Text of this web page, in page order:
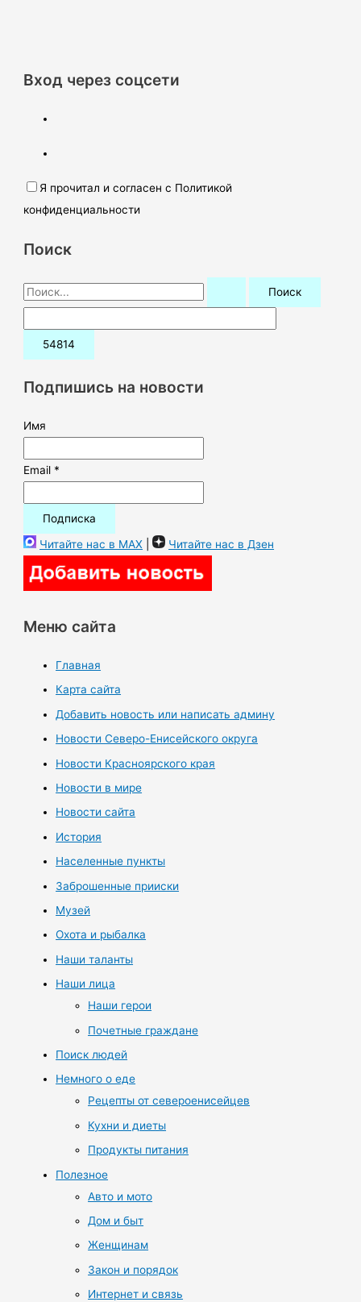
Вход через соцсети
Я прочитал и согласен с Политикой
конфиденциальности
Поиск
П
о
и
:Подпишись на новости
Имя
Email *
Читайте нас в MAX | Читайте нас в Дзен
Меню сайта
Главная
Карта сайта
Добавить новость или написать админу
Новости Северо-Енисейского округа
Новости Красноярского края
Новости в мире
Новости сайта
История
Населенные пункты
Заброшенные прииски
Музей
Охота и рыбалка
Наши таланты
Наши лица
Наши герои
Почетные граждане
Поиск людей
Немного о еде
Рецепты от североенисейцев
Кухни и диеты
Продукты питания
Полезное
Авто и мото
Дом и быт
Женщинам
Закон и порядок
Интернет и связь